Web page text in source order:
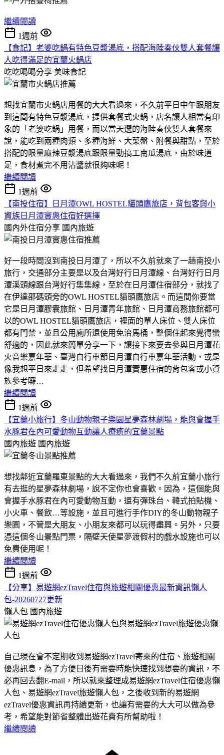
繼續閱讀
1週前
【食記】老婆吃鍋有特色豆漿湯底，搭配海陸奏伙雙人套餐讓
人吃得滿足的宜蘭火鍋店
吃吃喝喝分享 美味食記
想找宜蘭市火鍋店用餐的大大看過來，不久前平日中午跟朋友
到這間有特色豆漿湯底，提供套餐式火鍋，店名讓人相當有印
象的「老婆吃鍋」用餐，而以當天選的海陸奏伙雙人套餐來
說，能吃到兩種肉類、多種海鮮、大菜盤、附餐與甜點，至於
搭配的限量麻辣豆漿湯底跟限量勁搞工南瓜湯底，由於味道
足，食材煮完不用沾醬就很夠味呢！
繼續閱讀
1週前
【南投住宿】日月潭OWL HOSTEL貓頭鷹旅店，背包客與小
資族日月潭實惠住宿好選擇
國內外住宿分享 國內旅遊
好一段時間沒到南投日月潭了，所以不久前就來了一趟南投小
旅行，交通部分主要是以及台灣好行日月潭線、台灣好行日月
潭溪頭線跟台灣好行集集線，至於在日月潭住宿部分，就找了
在伊達邵碼頭旁的OWL HOSTEL貓頭鷹旅店。而這間你要當
它是日月潭膠囊旅館、日月潭青年旅館、日月潭商務旅館都可
以的OWL HOSTEL貓頭鷹旅店，裡面的單人床位、雙人床位
都有門禁，並且公用廁所還使用免治馬桶，整個住起來覺得蠻
舒適的，因此就來簡單分享一下，讓接下來要去參與日月潭花
火音樂嘉年華、臺灣自行車節日月潭自行車嘉年華活動，或是
像我想平日來走走，但希望找日月潭實惠住宿的背包客或小資
族參考囉…
繼續閱讀
1週前
【宜蘭小旅行】冬山動物親子樂園星夢森林劇場，能與會握手
水豚君在內可愛動物互動讓人療癒的宜蘭景點
國內旅遊 國內旅遊
想找鄰近宜蘭羅東景點的大大看過來，我們不久前宜蘭小旅行
有去逛的星夢森林劇場，說不定你也會喜歡。因為，這個能與
會握手水豚君在內可愛動物互動，還有彈珠台、韓式拍貼機、
小火車、餐飲…等設施，並且可進行手作DIY的冬山動物親子
樂園，不管是大朋友、小朋友來都可以玩得盡興。另外，只要
憑這個冬山景點門票，隔壁天使星夢渡假村的戲水設施也可以
免費使用呢！
繼續閱讀
1週前
【分享】易遊網ezTravel住宿與旅遊相關優惠最新資訊懶人
包-20260727更新
懶人包 國內旅遊
自己現在會不定期收到易遊網ezTravel寄來的住宿、旅遊相關
優惠訊息，為了方便日後有需要時能快速找到想要的資訊，不
必再回去翻E-mail，所以就來整理成易遊網ezTravel住宿優惠懶
人包、易遊網ezTravel旅遊懶人包，之後收到新的易遊網
ezTravel優惠資訊再持續更新，也讓有需要的大大可以做為參
考，希望能對節省整體出遊花費有所幫助啦！
繼續閱讀